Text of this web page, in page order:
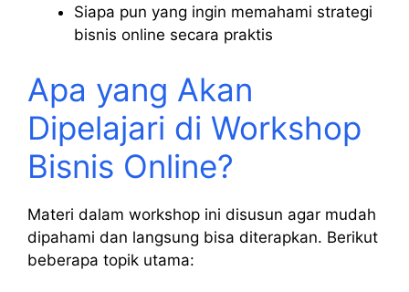
Siapa pun yang ingin memahami strategi
bisnis online secara praktis
Apa yang Akan
Dipelajari di Workshop
Bisnis Online?
Materi dalam workshop ini disusun agar mudah
dipahami dan langsung bisa diterapkan. Berikut
beberapa topik utama: